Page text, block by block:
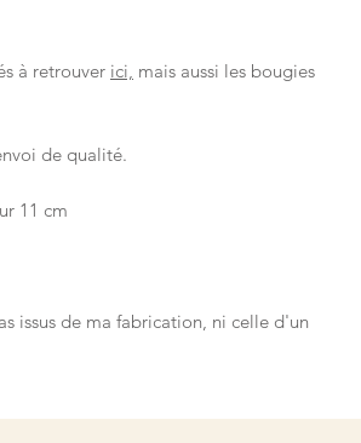
à retrouver ici, mais aussi les bougies
de qualité.
11 cm
issus de ma fabrication, ni celle d'un